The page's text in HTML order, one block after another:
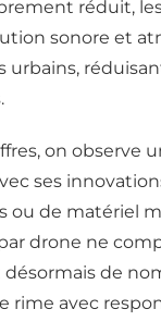
réduit,
sonore et
urbains,
on observe
ses
ou de matériel
drone ne
de
rime avec